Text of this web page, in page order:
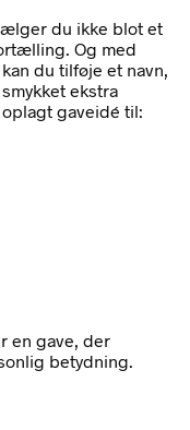
du ikke blot et
Og med
du tilføje et navn,
ekstra
gaveidé til:
en gave, der
betydning.